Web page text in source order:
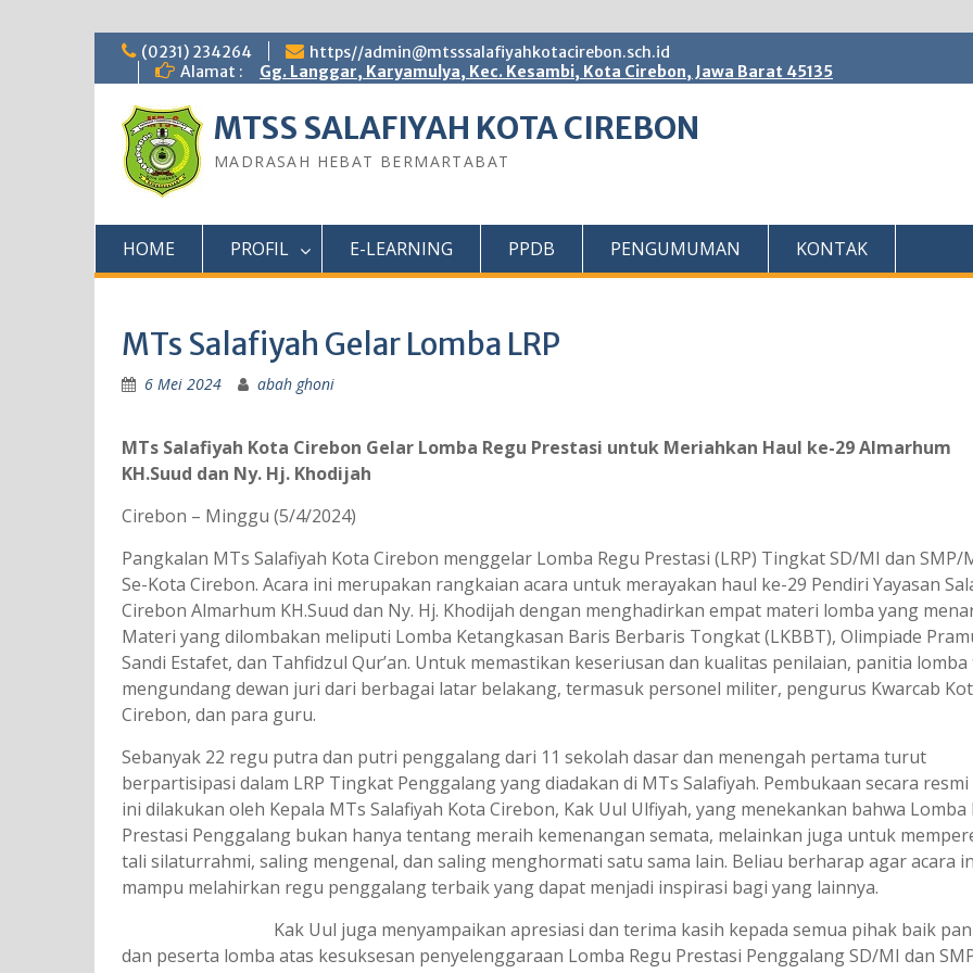
Skip
content
(0231) 234264
https//admin@mtsssalafiyahkotacirebon.sch.id
Alamat :
Gg. Langgar, Karyamulya, Kec. Kesambi, Kota Cirebon, Jawa Barat 45135
MTSS SALAFIYAH KOTA CIREBON
MADRASAH HEBAT BERMARTABAT
HOME PROFIL E-LEARNING PPDB PENGUMUMAN KONTAK
MTs Salafiyah Gelar Lomba LRP
6 Mei 2024 abah ghoni
MTs Salafiyah Kota Cirebon Gelar Lomba Regu Prestasi untuk Meriahkan Haul ke-29 Almarhum
KH.Suud dan Ny. Hj. Khodijah
Cirebon – Minggu (5/4/2024)
Pangkalan MTs Salafiyah Kota Cirebon menggelar Lomba Regu Prestasi (LRP) Tingkat SD/MI dan SMP/
Se-Kota Cirebon. Acara ini merupakan rangkaian acara untuk merayakan haul ke-29 Pendiri Yayasan
Cirebon Almarhum KH.Suud dan Ny. Hj. Khodijah dengan menghadirkan empat materi lomba yang
Materi yang dilombakan meliputi Lomba Ketangkasan Baris Berbaris Tongkat (LKBBT), Olimpiade
Sandi Estafet, dan Tahfidzul Qur’an. Untuk memastikan keseriusan dan kualitas penilaian, panitia lomba
mengundang dewan juri dari berbagai latar belakang, termasuk personel militer, pengurus Kwarcab
Cirebon, dan para guru.
Sebanyak 22 regu putra dan putri penggalang dari 11 sekolah dasar dan menengah pertama turut
berpartisipasi dalam LRP Tingkat Penggalang yang diadakan di MTs Salafiyah. Pembukaan secara resmi
ini dilakukan oleh Kepala MTs Salafiyah Kota Cirebon, Kak Uul Ulfiyah, yang menekankan bahwa Lomba
Prestasi Penggalang bukan hanya tentang meraih kemenangan semata, melainkan juga untuk
tali silaturrahmi, saling mengenal, dan saling menghormati satu sama lain. Beliau berharap agar acara
mampu melahirkan regu penggalang terbaik yang dapat menjadi inspirasi bagi yang lainnya.
Kak Uul juga menyampaikan apresiasi dan terima kasih kepada semua pihak baik
dan peserta lomba atas kesuksesan penyelenggaraan Lomba Regu Prestasi Penggalang SD/MI dan